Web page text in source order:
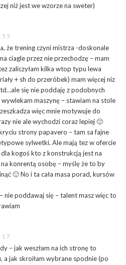
niż jest we wzorze na sweter)
że trening czyni mistrza -doskonale
ciagle przez nie przechodzę – mam
zaliczyłam kilka wtop typu lewa
+ sh do przeróbek) mam więcej niz
się nie poddaję z podobnych
maszynę – stawiam na stole
więc mnie motywuje do
nie ale wychodzi coraz lepiej 🙂
strony papavero – tam sa fajne
sylwetki. Ale mają tez w ofercie
kogoś kto z konstrukcją jest na
konrentą osobę – myślę że to by
🙂 No i ta cała masa porad, kursów
nie poddawaj się – talent masz więc to
– jak weszłam na ich stronę to
a jak skroiłam wybrane spodnie (po